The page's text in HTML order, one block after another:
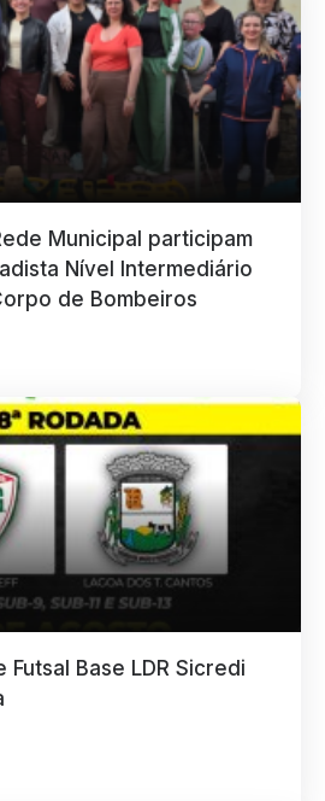
Municipal participam
Nível Intermediário
de Bombeiros
Futsal Base LDR Sicredi